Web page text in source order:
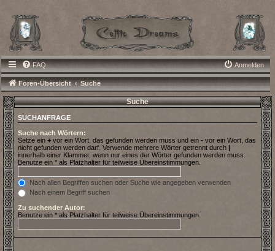
FAQ Anmelden
Foren-Übersicht Suche
Suche
SUCHANFRAGE
Suche nach Wörtern:
Setze ein + vor ein Wort, das gefunden werden muss und ein - vor ein Wort, das
nicht gefunden werden darf. Verwende mehrere Wörter getrennt durch |
innerhalb einer Klammer, wenn nur eines der Wörter gefunden werden muss.
Benutze ein * als Platzhalter für teilweise Übereinstimmungen.
Nach allen Begriffen suchen oder Suche wie angegeben verwenden
Nach einem Begriff suchen
Zu suchender Autor:
Benutze ein * als Platzhalter für teilweise Übereinstimmungen.